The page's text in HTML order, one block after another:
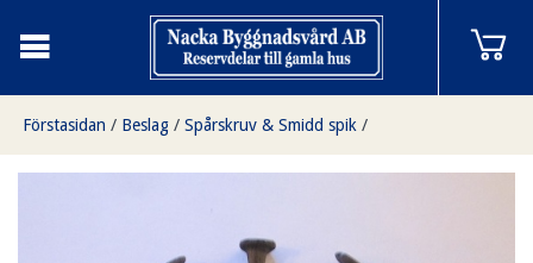
Förstasidan / Beslag / Spårskruv & Smidd spik /